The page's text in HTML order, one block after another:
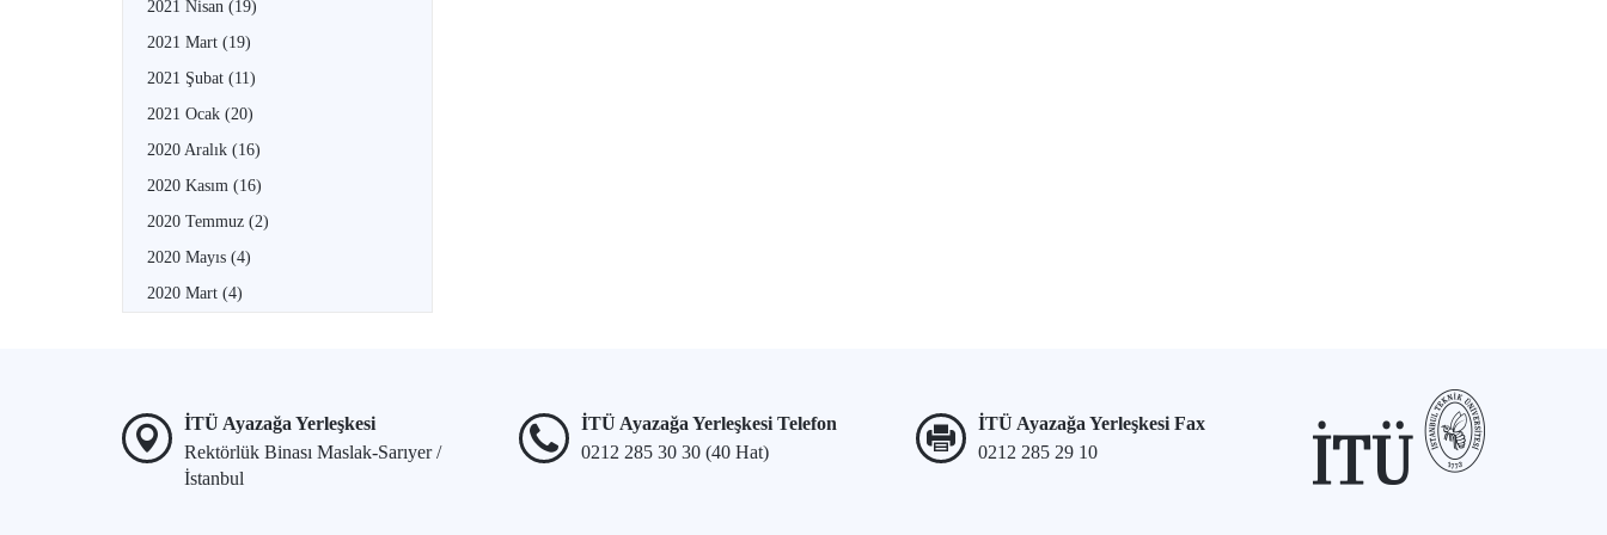
2021 Nisan (19)
2021 Mart (19)
2021 Şubat (11)
2021 Ocak (20)
2020 Aralık (16)
2020 Kasım (16)
2020 Temmuz (2)
2020 Mayıs (4)
2020 Mart (4)
İTÜ Ayazağa Yerleşkesi
Rektörlük Binası Maslak-Sarıyer /
İstanbul
İTÜ Ayazağa Yerleşkesi Telefon
0212 285 30 30 (40 Hat)
İTÜ Ayazağa Yerleşkesi Fax
0212 285 29 10